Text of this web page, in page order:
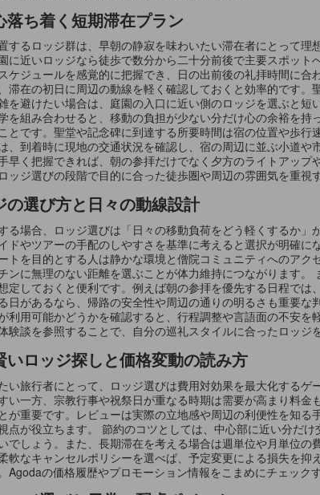
ち着く短期滞在プラン
するロッジ群は、早朝の静寂を味わいたい滞在者にとって
に近いロッジなら徒歩で数分から二十分前後で主要スポッ
ケジュールを感覚的に把握でき、日の出前後の礼拝時間に
滞在の初日に周辺の動線を軽く確認しておくと効率的です
を避けたい場合は、庭園の入口に近い側のロッジを選ぶと
を組み合わせると、移動の負担が少ない分だけ心の余裕を
とです。聖堂や記念碑に到達する所要時間は宿の位置や歩
、到着時に現地の交通状況を確認し、宿の周辺に並ぶ小道
早く把握できれば、朝の参拝だけでなく夕方のライトアッ
ッジ選びの段階で目的に合った徒歩圏や周辺の雰囲気を重視
選び方と日々の動線設計
る場合、ロッジ選びは「日々の移動負荷をどう軽くするか
ドやツアーの手配のしやすさを基準に考えると選択が明確
トを目的とする人は静かな環境と僧院コミュニティへのア
ンに無理のない距離を選ぶことが体力維持につながります
定しておくと便利です。例えば朝の参拝を優先する日程で
日があるなら、帰路の安全性や周辺の通りの明るさも重要
利用可能かどうかを確認すると、行程調整や言語面の不安
験談を参照することで、自分の巡礼スタイルに合ったロッジ
ロッジ探しと価格変動の読み方
い旅行者にとって、ロッジ選びは費用対効果を最大化する
い一方、宗教行事や祝祭日が重なる時期は需要が高まり料
が重要です。レビューは実際の立地感や周辺の利便性を知
点が役立ちます。 節約のコツとしては、中心部に近い分だ
でしょう。また、長期滞在を考える場合は週単位や月単位
軟なキャンセルポリシーを選べば、予定変更による損失を
Agodaの価格履歴やプロモーション情報をこまめにチェック